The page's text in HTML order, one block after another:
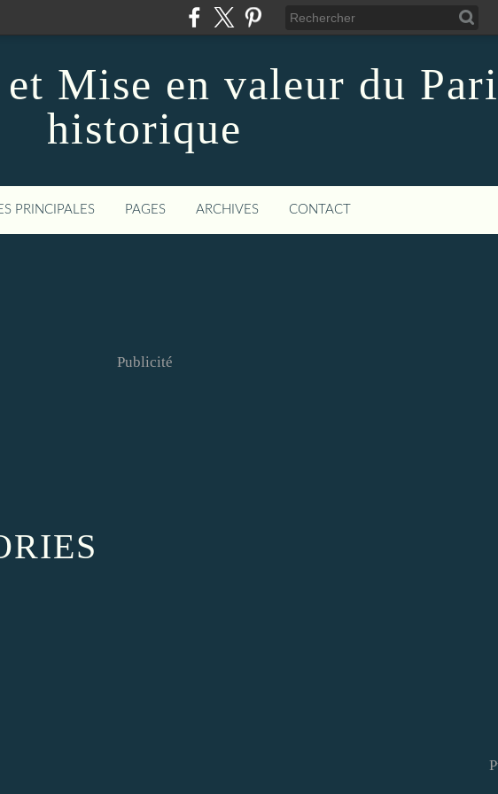
et Mise en valeur du
historique
PRINCIPALES PAGES ARCHIVES CONTACT
Publicité